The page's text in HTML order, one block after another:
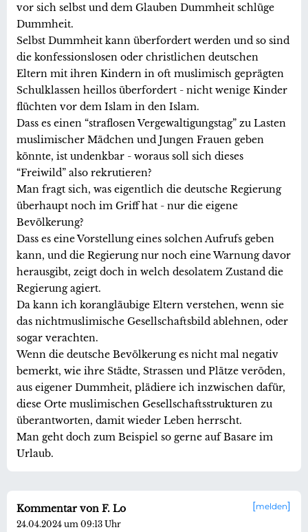
vor sich selbst und dem Glauben Dummheit schlüge
Dummheit.
Selbst Dummheit kann überfordert werden und so sind
die konfessionslosen oder christlichen deutschen
Eltern mit ihren Kindern in oft muslimisch geprägten
Schulklassen heillos überfordert - nicht wenige Kinder
flüchten vor dem Islam in den Islam.
Dass es einen “straflosen Vergewaltigungstag” zu Lasten
muslimischer Mädchen und Jungen Frauen geben
könnte, ist undenkbar - woraus soll sich dieses
“Freiwild” also rekrutieren?
Man fragt sich, was eigentlich die deutsche Regierung
überhaupt noch im Griff hat - nur die eigene
Bevölkerung?
Dass es eine Vorstellung eines solchen Aufrufs geben
kann, und die Regierung nur noch eine Warnung davor
herausgibt, zeigt doch in welch desolatem Zustand die
Regierung agiert.
Da kann ich korangläubige Eltern verstehen, wenn sie
das nichtmuslimische Gesellschaftsbild ablehnen, oder
sogar verachten.
Wenn die deutsche Bevölkerung es nicht mal negativ
bemerkt, wie ihre Städte, Strassen und Plätze veröden,
aus eigener Dummheit, plädiere ich inzwischen dafür,
diese Orte muslimischen Gesellschaftsstrukturen zu
überantworten, damit wieder Leben herrscht.
Man geht doch zum Beispiel so gerne auf Basare im
Urlaub.
melden
Kommentar von F. Lo
24.04.2024 um 09:13 Uhr